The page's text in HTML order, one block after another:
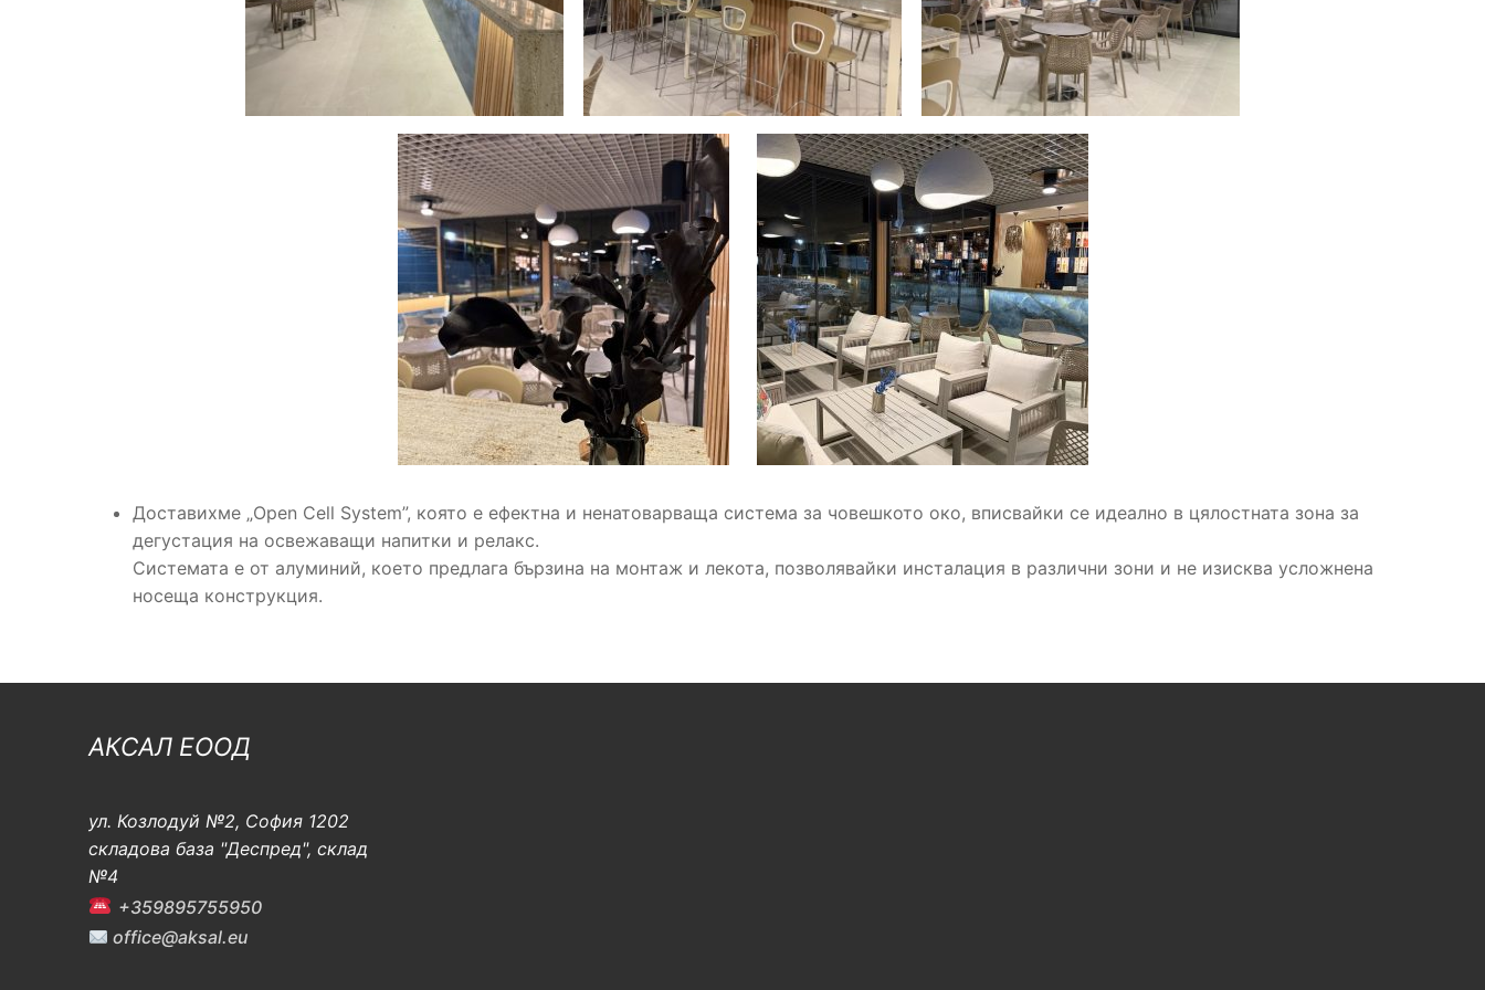
Доставихме „Open Cell System”, която е ефектна и ненатоварваща система за човешкото око, вписвайки се идеално в цялостната зона за
дегустация на освежаващи напитки и релакс.
Системата е от алуминий, което предлага бързина на монтаж и лекота, позволявайки инсталация в различни зони и не изисква усложнена
носеща конструкция.
АКСАЛ ЕООД
ул. Козлодуй №2, София 1202
складова база "Деспред", склад
№4
+359895755950
office@aksal.eu